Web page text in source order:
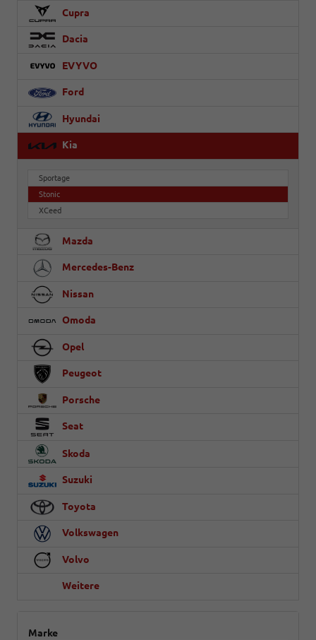
Cupra
Dacia
EVYVO
Ford
Hyundai
Kia
Sportage
Stonic
XCeed
Mazda
Mercedes-Benz
Nissan
Omoda
Opel
Peugeot
Porsche
Seat
Skoda
Suzuki
Toyota
Volkswagen
Volvo
Weitere
Marke